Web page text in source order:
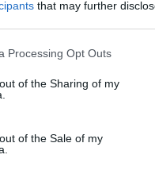
that may further
Processing Opt Outs
of the Sharing of my
of the Sale of my